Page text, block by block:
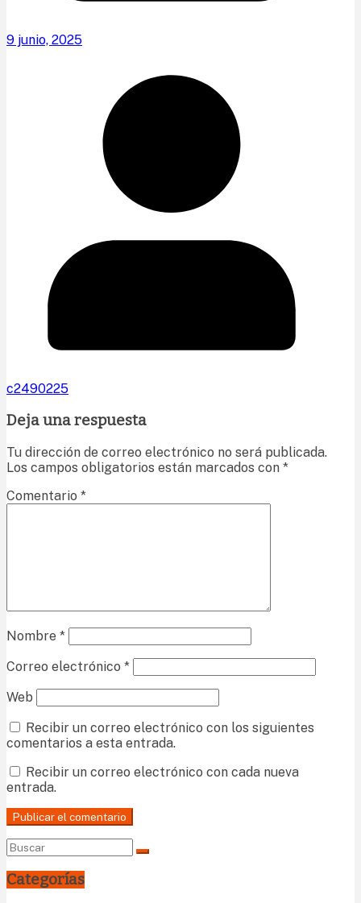
9 junio, 2025
c2490225
Deja una respuesta
Tu dirección de correo electrónico no será publicada.
Los campos obligatorios están marcados con *
Comentario *
Nombre *
Correo electrónico *
Web
Recibir un correo electrónico con los siguientes
comentarios a esta entrada.
Recibir un correo electrónico con cada nueva
entrada.
Categorías